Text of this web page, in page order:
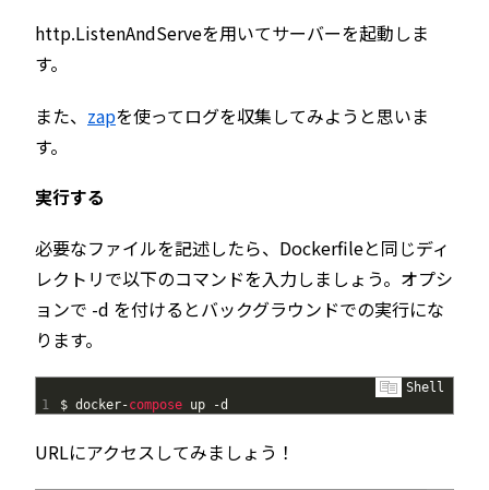
http.ListenAndServeを用いてサーバーを起動しま
す。
また、 zapを使ってログを収集してみようと思いま
す。
実行する
必要なファイルを記述したら、Dockerfileと同じディ
レクトリで以下のコマンドを入力しましょう。オプシ
ョンで -d を付けるとバックグラウンドでの実行にな
ります。
Shell
1
$ docker-compose up -d
URLにアクセスしてみましょう！